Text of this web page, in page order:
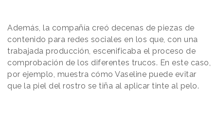
Además, la compañía creó decenas de piezas de
contenido para redes sociales en los que, con una
trabajada producción, escenificaba el proceso de
comprobación de los diferentes trucos. En este caso,
por ejemplo, muestra cómo Vaseline puede evitar
que la piel del rostro se tiña al aplicar tinte al pelo.